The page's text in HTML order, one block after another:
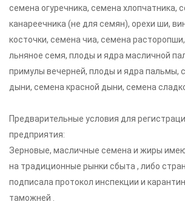
семена огуречника, семена хлопчатника,
канареечника (не для семян), орехи ши,
косточки, семена чиа, семена
льняное семя, плоды и ядра масличной
примулы вечерней, плоды и ядра пальмы,
дыни, семена красной дыни, семена
Предварительные условия для
предприятия:
Зерновые, масличные семена и жиры
на традиционные рынки сбыта , либо
подписала протокол инспекции и
таможней .